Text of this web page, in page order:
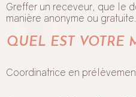
Greffer un receveur, que le
manière anonyme ou gratuite.
QUEL EST VOTRE
Coordinatrice en